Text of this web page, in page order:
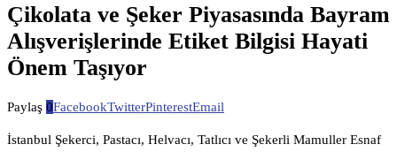
Çikolata ve Şeker Piyasasında Bayram
Alışverişlerinde Etiket Bilgisi Hayati
Önem Taşıyor
Paylaş 0FacebookTwitterPinterestEmail
İstanbul Şekerci, Pastacı, Helvacı, Tatlıcı ve Şekerli Mamuller Esnaf